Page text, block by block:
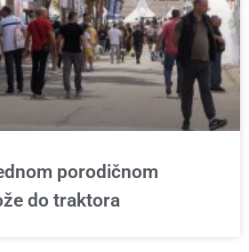
porodičnom
do traktora